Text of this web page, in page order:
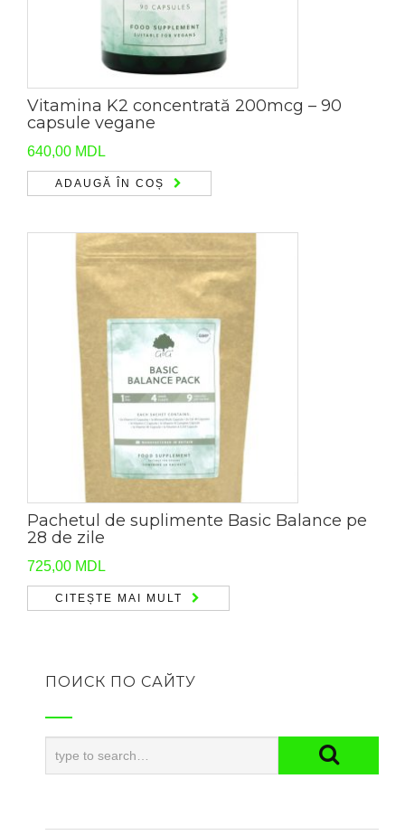
Vitamina K2 concentrată 200mcg – 90
capsule vegane
640,00 MDL
ADAUGĂ ÎN COȘ
Pachetul de suplimente Basic Balance pe
28 de zile
725,00 MDL
CITEȘTE MAI MULT
ПОИСК ПО САЙТУ